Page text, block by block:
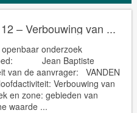
– Verbouwing van ...
onderzoek
goed: Jean Baptiste
van de aanvrager: VANDEN
Verbouwing van
en zone: gebieden van
waarde ...